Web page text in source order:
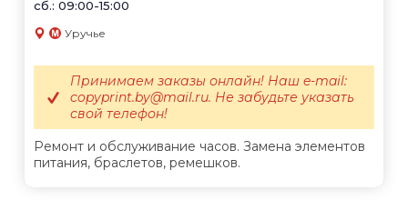
сб.: 09:00-15:00
Уручье
Ремонт и обслуживание часов. Замена элементов
питания, браслетов, ремешков.
Принимаем заказы онлайн! Наш e-mail:
copyprint.by@mail.ru. Не забудьте указать
свой телефон!